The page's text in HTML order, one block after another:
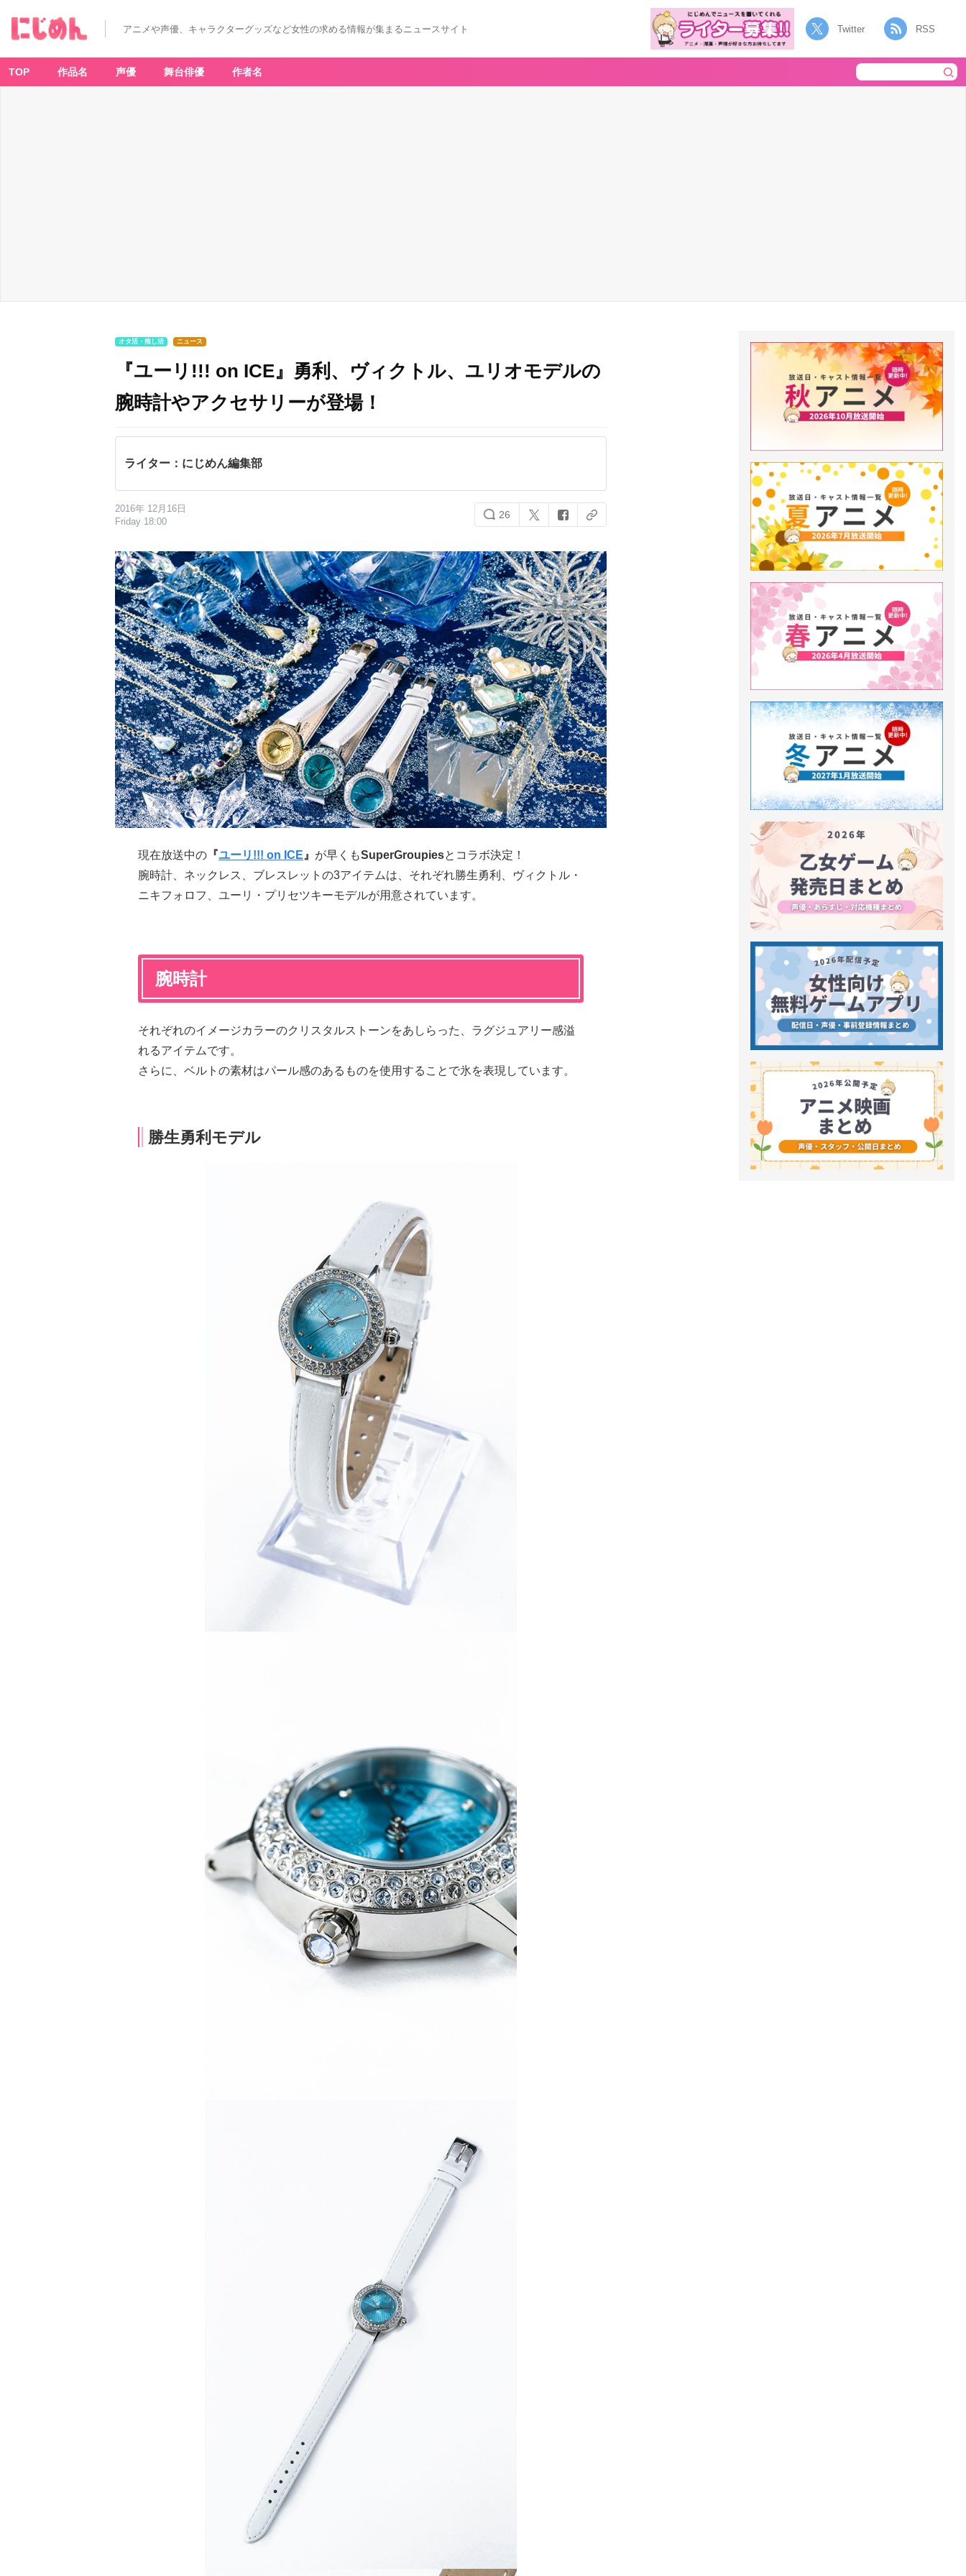
アニメや声優、キャラクターグッズなど女性の求める情報が集まるニュースサイト Twitter RSS
TOP 作品名 声優 舞台俳優 作者名
オタ活・推し活 ニュース
『ユーリ!!! on ICE』勇利、ヴィクトル、ユリオモデルの
腕時計やアクセサリーが登場！
ライター：にじめん編集部
2016年 12月16日
Friday 18:00
26
現在放送中の 『ユーリ!!! on ICE 』 が早くもSuperGroupiesとコラボ決定！
腕時計、ネックレス、ブレスレットの3アイテムは、それぞれ勝生勇利、ヴィクトル・
ニキフォロフ、ユーリ・プリセツキーモデルが用意されています。
腕時計
それぞれのイメージカラーのクリスタルストーンをあしらった、ラグジュアリー感溢
れるアイテムです。
さらに、ベルトの素材はパール感のあるものを使用することで氷を表現しています。
勝生勇利モデル